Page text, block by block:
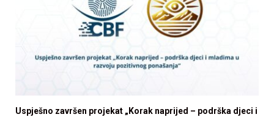
Uspješno završen projekat „Korak naprijed – podrška djeci i